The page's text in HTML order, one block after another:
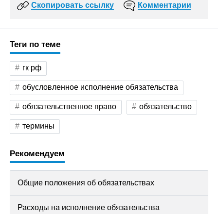
Скопировать ссылку Комментарии
Теги по теме
гк рф
обусловленное исполнение обязательства
обязательственное право обязательство
термины
Рекомендуем
Общие положения об обязательствах
Расходы на исполнение обязательства